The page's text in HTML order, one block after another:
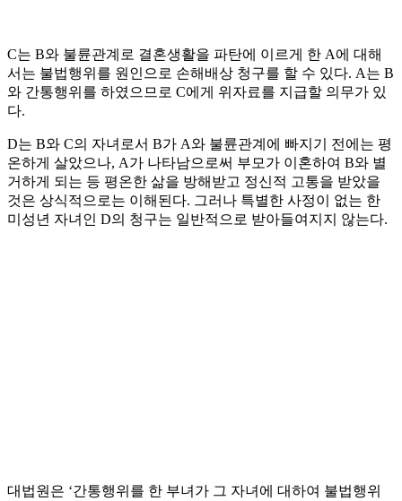
C는 B와 불륜관계로 결혼생활을 파탄에 이르게 한 A에 대해
서는 불법행위를 원인으로 손해배상 청구를 할 수 있다. A는 B
와 간통행위를 하였으므로 C에게 위자료를 지급할 의무가 있
다.
D는 B와 C의 자녀로서 B가 A와 불륜관계에 빠지기 전에는 평
온하게 살았으나, A가 나타남으로써 부모가 이혼하여 B와 별
거하게 되는 등 평온한 삶을 방해받고 정신적 고통을 받았을
것은 상식적으로는 이해된다. 그러나 특별한 사정이 없는 한
미성년 자녀인 D의 청구는 일반적으로 받아들여지지 않는다.
대법원은 ‘간통행위를 한 부녀가 그 자녀에 대하여 불법행위